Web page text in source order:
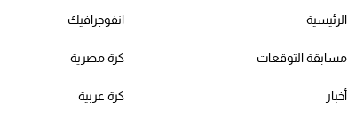
الرئيسية
مسابقة التوقعات
أخبار
انفوجرافيك
كرة مصرية
كرة عربية